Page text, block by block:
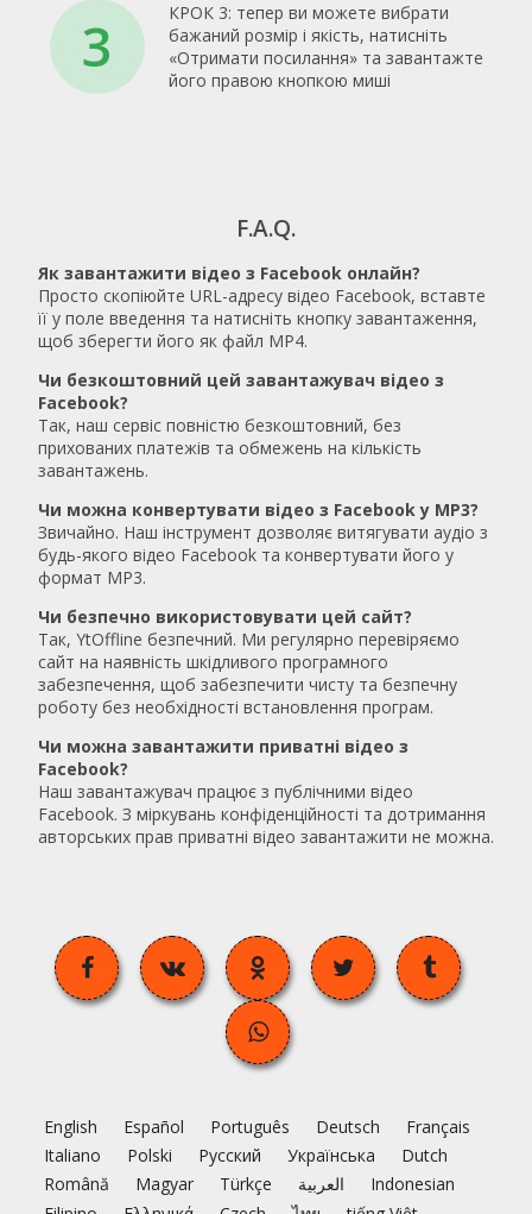
3
КРОК 3: тепер ви можете вибрати
бажаний розмір і якість, натисніть
«Отримати посилання» та завантажте
його правою кнопкою миші
F.A.Q.
Як завантажити відео з Facebook онлайн?
Просто скопіюйте URL-адресу відео Facebook, вставте
її у поле введення та натисніть кнопку завантаження,
щоб зберегти його як файл MP4.
Чи безкоштовний цей завантажувач відео з
Facebook?
Так, наш сервіс повністю безкоштовний, без
прихованих платежів та обмежень на кількість
завантажень.
Чи можна конвертувати відео з Facebook у MP3?
Звичайно. Наш інструмент дозволяє витягувати аудіо з
будь-якого відео Facebook та конвертувати його у
формат MP3.
Чи безпечно використовувати цей сайт?
Так, YtOffline безпечний. Ми регулярно перевіряємо
сайт на наявність шкідливого програмного
забезпечення, щоб забезпечити чисту та безпечну
роботу без необхідності встановлення програм.
Чи можна завантажити приватні відео з
Facebook?
Наш завантажувач працює з публічними відео
Facebook. З міркувань конфіденційності та дотримання
авторських прав приватні відео завантажити не можна.
English Español Português Deutsch
Français
Italiano
Polski Русский Українська
Dutch
Română
Magyar Türkçe العربية
Indonesian